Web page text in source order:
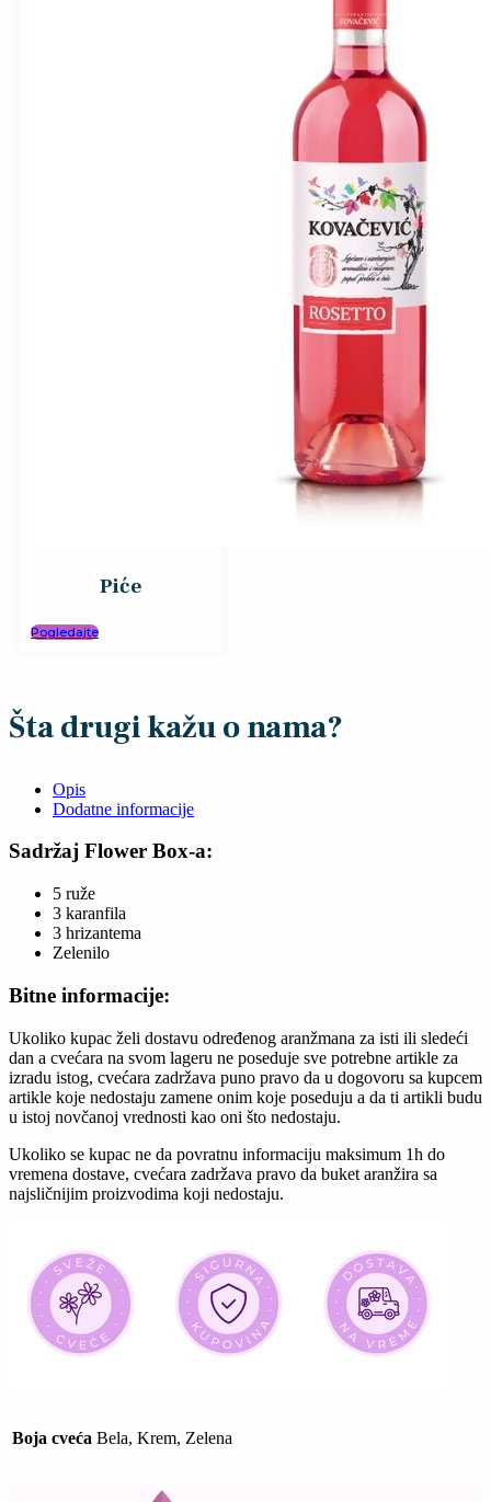
Piće
Pogledajte
Šta drugi kažu o nama?
Opis
Dodatne informacije
Sadržaj Flower Box-a:
5 ruže
3 karanfila
3 hrizantema
Zelenilo
Bitne informacije:
Ukoliko kupac želi dostavu određenog aranžmana za isti ili sledeći
dan a cvećara na svom lageru ne poseduje sve potrebne artikle za
izradu istog, cvećara zadržava puno pravo da u dogovoru sa kupcem
artikle koje nedostaju zamene onim koje poseduju a da ti artikli budu
u istoj novčanoj vrednosti kao oni što nedostaju.
Ukoliko se kupac ne da povratnu informaciju maksimum 1h do
vremena dostave, cvećara zadržava pravo da buket aranžira sa
najsličnijim proizvodima koji nedostaju.
Boja cveća Bela, Krem, Zelena